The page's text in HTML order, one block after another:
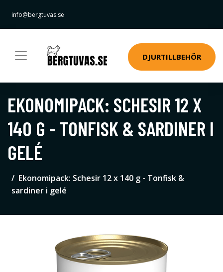
info@bergtuvas.se
DJURTILLBEHÖR
EKONOMIPACK: SCHESIR 12 X
140 G - TONFISK & SARDINER I
GELÉ
Ekonomipack: Schesir 12 x 140 g - Tonfisk &
sardiner i gelé